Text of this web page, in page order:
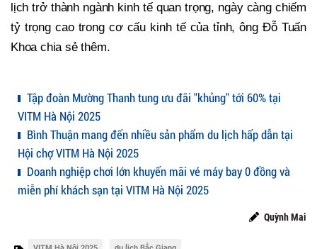
lịch trở thành ngành kinh tế quan trọng, ngày càng chiếm
tỷ trọng cao trong cơ cấu kinh tế của tỉnh, ông Đỗ Tuấn
Khoa chia sẻ thêm.
Tập đoàn Mường Thanh tung ưu đãi "khủng" tới 60% tại
VITM Hà Nội 2025
Bình Thuận mang đến nhiều sản phẩm du lịch hấp dẫn tại
Hội chợ VITM Hà Nội 2025
Doanh nghiệp chơi lớn khuyến mãi vé máy bay 0 đồng và
miễn phí khách sạn tại VITM Hà Nội 2025
Quỳnh Mai